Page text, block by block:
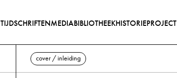
TIJDSCHRIFTENMEDIABIBLIOTHEEKHISTORIEPROJECT
cover / inleiding